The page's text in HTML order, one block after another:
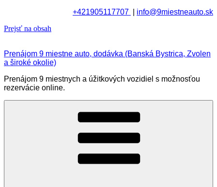
+421905117707
info@9miestneauto.sk
Prejsť na obsah
Prenájom 9 miestne auto, dodávka (Banská Bystrica, Zvolen
a široké okolie)
Prenájom 9 miestnych a úžitkových vozidiel s možnosťou
rezervácie online.